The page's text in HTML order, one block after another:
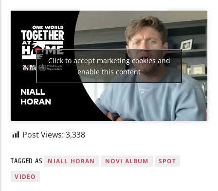
Click to accept marketing cookies and
enable this content
Post Views: 3,338
TAGGED AS NIALL HORAN NOVI ALBUM
SPOT
VIDEO